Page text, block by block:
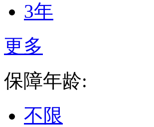
3年
更多
保障年龄:
不限